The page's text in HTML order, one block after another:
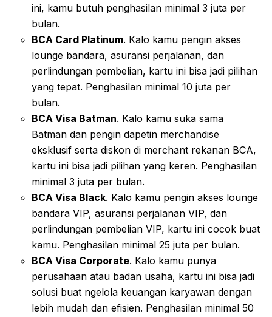
ini, kamu butuh penghasilan minimal 3 juta per
bulan.
BCA Card Platinum. Kalo kamu pengin akses
lounge bandara, asuransi perjalanan, dan
perlindungan pembelian, kartu ini bisa jadi pilihan
yang tepat. Penghasilan minimal 10 juta per
bulan.
BCA Visa Batman. Kalo kamu suka sama
Batman dan pengin dapetin merchandise
eksklusif serta diskon di merchant rekanan BCA,
kartu ini bisa jadi pilihan yang keren. Penghasilan
minimal 3 juta per bulan.
BCA Visa Black. Kalo kamu pengin akses lounge
bandara VIP, asuransi perjalanan VIP, dan
perlindungan pembelian VIP, kartu ini cocok buat
kamu. Penghasilan minimal 25 juta per bulan.
BCA Visa Corporate. Kalo kamu punya
perusahaan atau badan usaha, kartu ini bisa jadi
solusi buat ngelola keuangan karyawan dengan
lebih mudah dan efisien. Penghasilan minimal 50